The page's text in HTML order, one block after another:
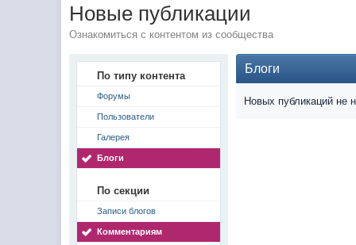
Новые публикации
Ознакомиться с контентом из сообщества
По типу контента
Форумы
Пользователи
Галерея
Блоги
По секции
Записи блогов
Комментариям
Блоги
Новых публикаций не